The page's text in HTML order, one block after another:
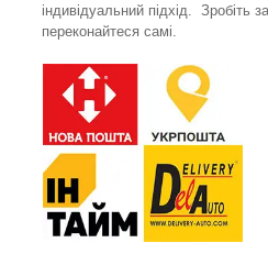
індивідуальний підхід. Зробіть
переконайтеся самі.